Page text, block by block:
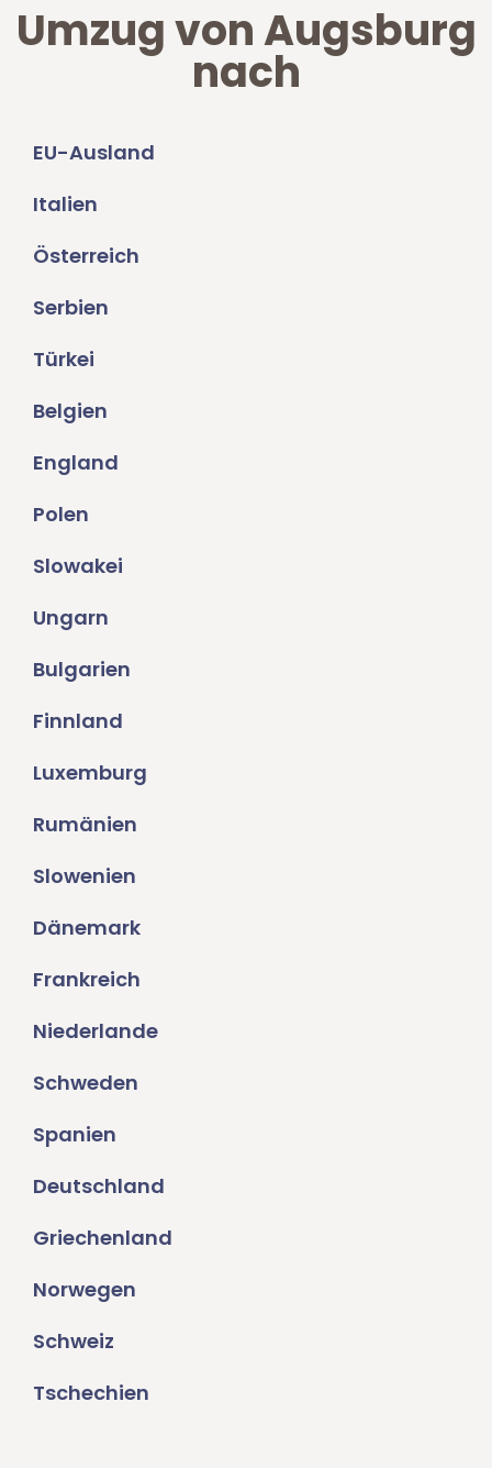
Umzug von Augsburg
nach
EU-Ausland
Italien
Österreich
Serbien
Türkei
Belgien
England
Polen
Slowakei
Ungarn
Bulgarien
Finnland
Luxemburg
Rumänien
Slowenien
Dänemark
Frankreich
Niederlande
Schweden
Spanien
Deutschland
Griechenland
Norwegen
Schweiz
Tschechien